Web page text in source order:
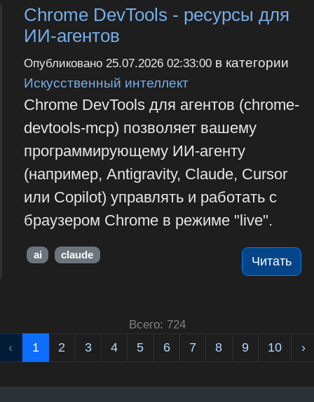
Chrome DevTools - ресурсы для
ИИ-агентов
Опубликовано 25.07.2026 02:33:00в категории
Искусственный интеллект
Chrome DevTools для агентов (chrome-
devtools-mcp) позволяет вашему
программирующему ИИ-агенту
(например, Antigravity, Claude, Cursor
или Copilot) управлять и работать с
браузером Chrome в режиме "live".
Читать
ai claude
Всего: 724
‹ 1 2 3 4 5 6 7 8 9 10 ›